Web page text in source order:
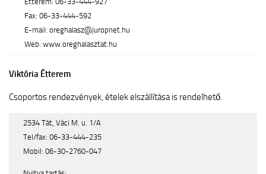
Fax: 06-33-444-592
E-mail: oreghalasz@juropnet.hu
Web: www.oreghalasztat.hu
Viktória Étterem
Csoportos rendezvények, ételek elszállítása is rendelhető.
2534 Tát, Váci M. u. 1/A
Tel/fax: 06-33-444-235
Mobil: 06-30-2760-047